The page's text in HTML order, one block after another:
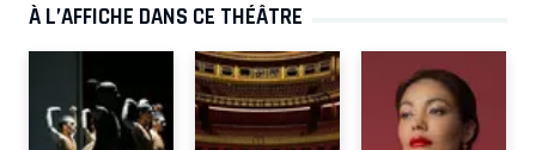
À L’AFFICHE DANS CE THÉÂTRE